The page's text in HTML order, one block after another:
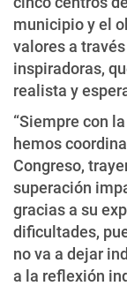
municipio y el
valores a
inspiradoras,
realista y
“Siempre con
hemos
Congreso,
superación
gracias a su
dificultades,
no va a dejar
a la reflexión